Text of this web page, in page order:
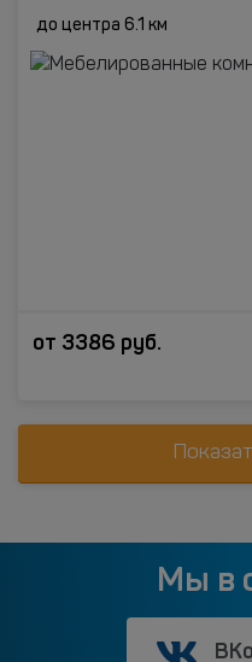
до центра 6.1 км
от 3386 руб.
Мы в